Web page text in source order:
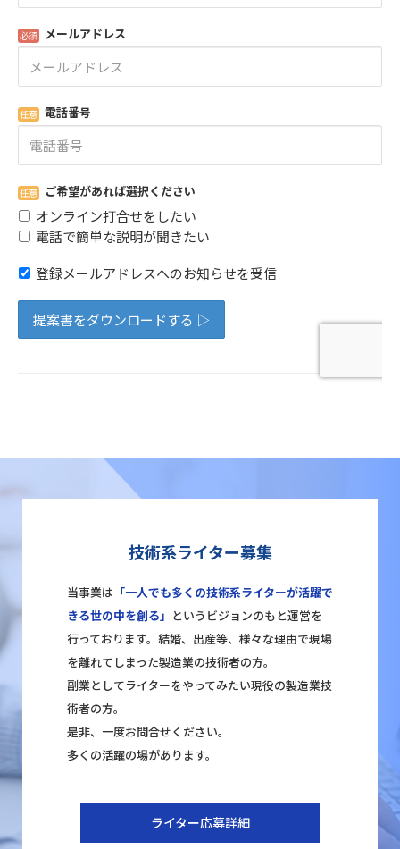
技術系ライター募集
当事業は 「一人でも多くの技術系ライターが活躍で
きる世の中を創る」 というビジョンのもと運営を
行っております。結婚、出産等、様々な理由で現場
を離れてしまった製造業の技術者の方。
副業としてライターをやってみたい現役の製造業技
術者の方。
是非、一度お問合せください。
多くの活躍の場があります。
ライター応募詳細